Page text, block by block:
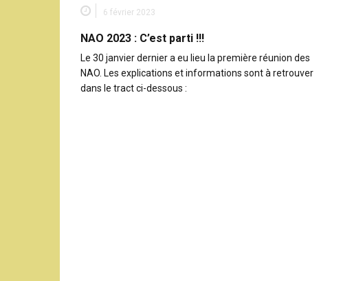
6 février 2023
NAO 2023 : C’est parti !!!
Le 30 janvier dernier a eu lieu la première réunion des
NAO. Les explications et informations sont à retrouver
dans le tract ci-dessous :